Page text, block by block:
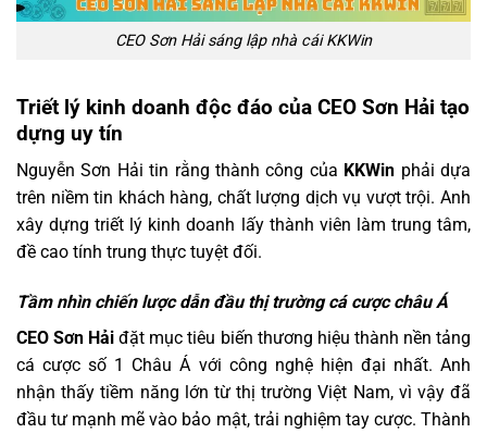
CEO Sơn Hải sáng lập nhà cái KKWin
Triết lý kinh doanh độc đáo của CEO Sơn Hải tạo
dựng uy tín
Nguyễn Sơn Hải tin rằng thành công của KKWin phải dựa
trên niềm tin khách hàng, chất lượng dịch vụ vượt trội. Anh
xây dựng triết lý kinh doanh lấy thành viên làm trung tâm,
đề cao tính trung thực tuyệt đối.
Tầm nhìn chiến lược dẫn đầu thị trường cá cược châu Á
CEO Sơn Hải đặt mục tiêu biến thương hiệu thành nền tảng
cá cược số 1 Châu Á với công nghệ hiện đại nhất. Anh
nhận thấy tiềm năng lớn từ thị trường Việt Nam, vì vậy đã
đầu tư mạnh mẽ vào bảo mật, trải nghiệm tay cược. Thành